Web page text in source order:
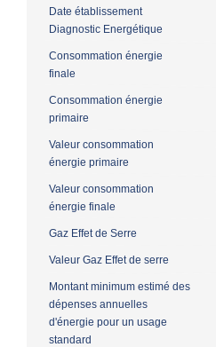
Date établissement
Diagnostic Energétique
Consommation énergie
finale
Consommation énergie
primaire
Valeur consommation
énergie primaire
Valeur consommation
énergie finale
Gaz Effet de Serre
Valeur Gaz Effet de serre
Montant minimum estimé des
dépenses annuelles
d'énergie pour un usage
standard